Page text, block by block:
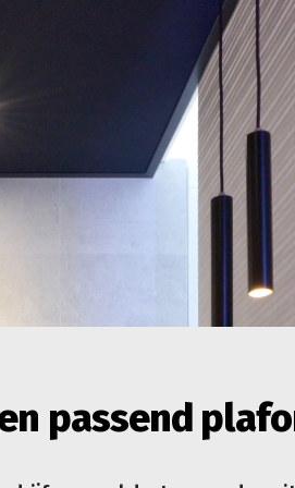
passend